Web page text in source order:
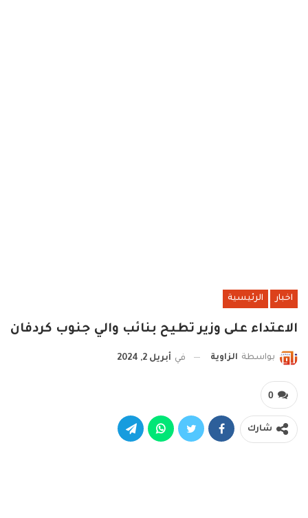
اخبار الرئيسية
الاعتداء على وزير تطيح بنائب والي جنوب كردفان
بواسطة الزاوية في أبريل 2, 2024
0
شارك